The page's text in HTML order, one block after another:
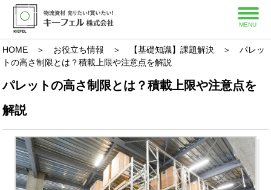
MENU
HOME ＞ お役立ち情報 ＞ 【基礎知識】課題解決 ＞ パレッ
トの高さ制限とは？積載上限や注意点を解説
パレットの高さ制限とは？積載上限や注意点を
解説